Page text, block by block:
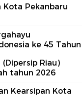
Kota Pekanbaru
ke 45 Tahun
Riau)
tahun 2026
Kearsipan Kota